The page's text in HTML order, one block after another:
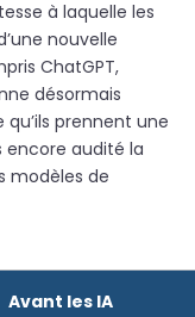
à laquelle les
nouvelle
ChatGPT,
désormais
prennent une
encore audité la
modèles de
Avant les IA